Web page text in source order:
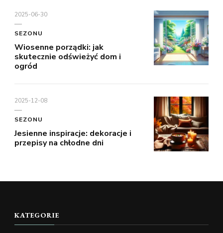
2025-06-30
SEZONU
Wiosenne porządki: jak
skutecznie odświeżyć dom i
ogród
2025-12-08
SEZONU
Jesienne inspiracje: dekoracje i
przepisy na chłodne dni
KATEGORIE